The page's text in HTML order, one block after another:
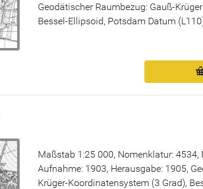
Geodätischer Raumbezug: Gauß-
Bessel-Ellipsoid, Potsdam Datum
Maßstab 1:25 000, Nomenklatur:
Aufnahme: 1903, Herausgabe: 1905,
Krüger-Koordinatensystem (3 Grad),